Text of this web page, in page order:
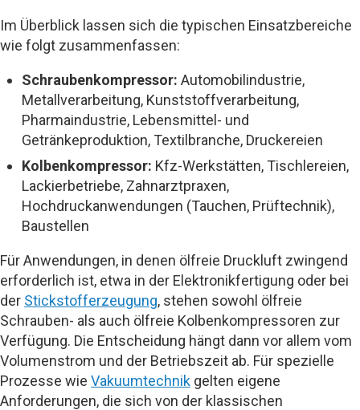
Im Überblick lassen sich die typischen Einsatzbereiche
wie folgt zusammenfassen:
Schraubenkompressor: Automobilindustrie,
Metallverarbeitung, Kunststoffverarbeitung,
Pharmaindustrie, Lebensmittel- und
Getränkeproduktion, Textilbranche, Druckereien
Kolbenkompressor: Kfz-Werkstätten, Tischlereien,
Lackierbetriebe, Zahnarztpraxen,
Hochdruckanwendungen (Tauchen, Prüftechnik),
Baustellen
Für Anwendungen, in denen ölfreie Druckluft zwingend
erforderlich ist, etwa in der Elektronikfertigung oder bei
der Stickstofferzeugung, stehen sowohl ölfreie
Schrauben- als auch ölfreie Kolbenkompressoren zur
Verfügung. Die Entscheidung hängt dann vor allem vom
Volumenstrom und der Betriebszeit ab. Für spezielle
Prozesse wie Vakuumtechnik gelten eigene
Anforderungen, die sich von der klassischen